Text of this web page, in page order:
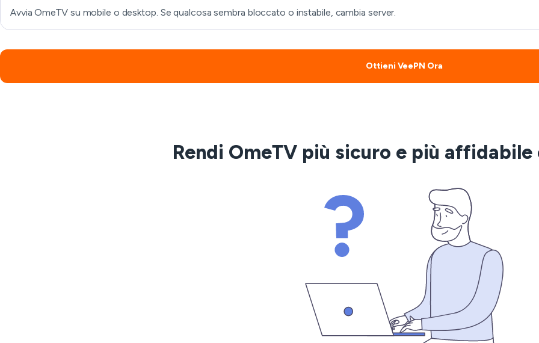
Avvia OmeTV su mobile o desktop. Se qualcosa sembra bloccato o instabile, cambia server.
Ottieni VeePN Ora
Rendi OmeTV più sicuro e più affidabile